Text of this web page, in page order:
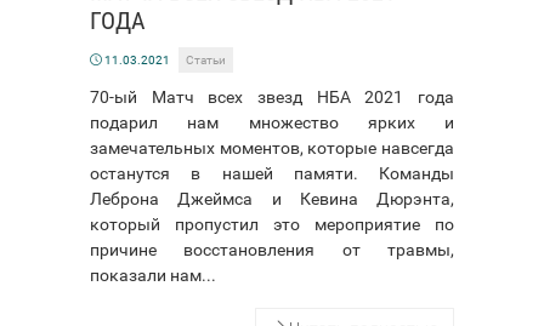
ГОДА
11.03.2021 Статьи
70-ый Матч всех звезд НБА 2021 года
подарил нам множество ярких и
замечательных моментов, которые навсегда
останутся в нашей памяти. Команды
Леброна Джеймса и Кевина Дюрэнта,
который пропустил это мероприятие по
причине восстановления от травмы,
показали нам...